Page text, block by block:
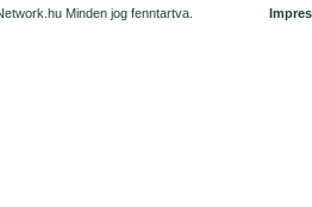
Minden jog fenntartva.